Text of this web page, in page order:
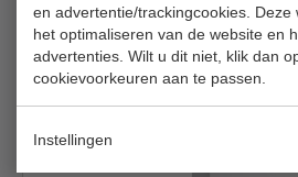
en advertentie/trackingcookies.
het optimaliseren van de website en
advertenties. Wilt u dit niet, klik dan
cookievoorkeuren aan te passen.
Instellingen
H89 cm
€ 648,00
Vrieskist bekijken